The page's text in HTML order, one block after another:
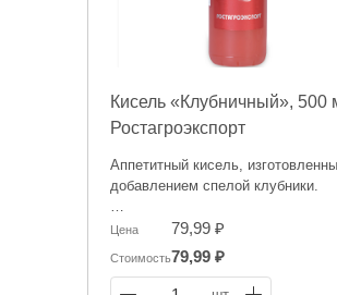
Кисель «Клубничный», 500
Ростагроэкспорт
Аппетитный кисель,
добавлением спелой клубники.
Информация на сайте о товарах
справочный характер и не
публичной офертой. Цена может
меняться. Фото товаров может
Цена 79,99 ₽
Стоимость79,99 ₽